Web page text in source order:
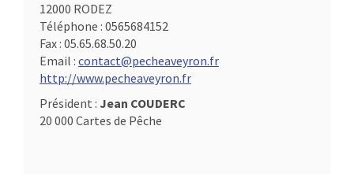
12000 RODEZ
Téléphone : 0565684152
Fax : 05.65.68.50.20
Email : contact@pecheaveyron.fr
http://www.pecheaveyron.fr
Président : Jean COUDERC
20 000 Cartes de Pêche